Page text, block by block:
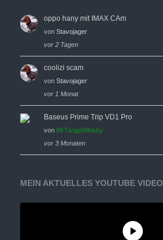
oppo hany mit IMAX CAm
von Stavojager
vor 2 Tagen
coolizi scam
von Stavojager
vor 1 Monat
Baseus Prime Trip VD1 Pro
von MrTangoWhisky
vor 3 Monaten
MEIN AKTUELLES YOUTUBE VIDEO